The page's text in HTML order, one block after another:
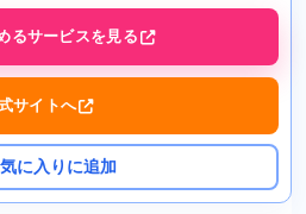
るサービスを見る
サイトへ
に入りに追加